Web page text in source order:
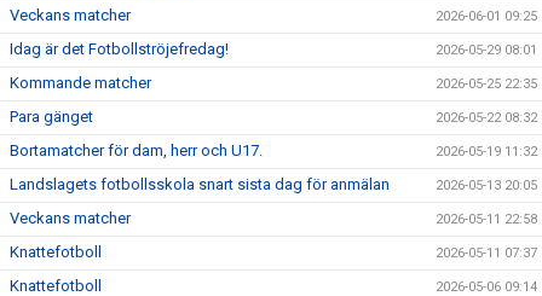
MATCHER
Veckans matcher 2026-06-01 09:25
Idag är det Fotbollströjefredag! 2026-05-29 08:01
Kommande matcher 2026-05-25 22:35
Para gänget 2026-05-22 08:32
Bortamatcher för dam, herr och U17. 2026-05-19 11:32
Landslagets fotbollsskola snart sista dag för anmälan 2026-05-13 20:05
Veckans matcher 2026-05-11 22:58
Knattefotboll 2026-05-11 07:37
Knattefotboll 2026-05-06 09:14